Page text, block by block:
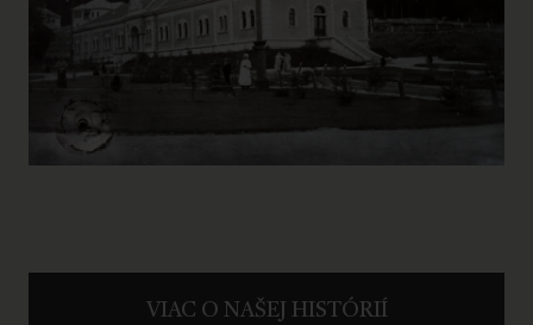
VIAC O NAŠEJ HISTÓRIÍ